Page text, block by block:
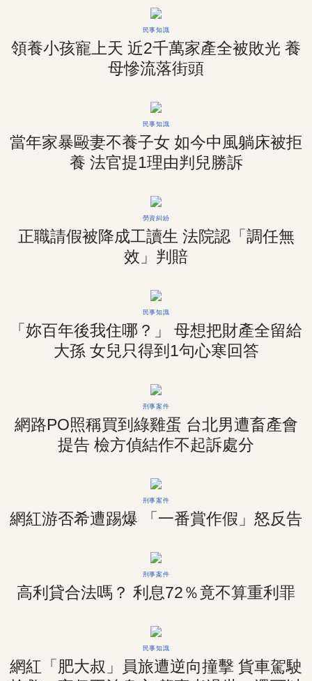
民事知識
領養小孩寵上天 近2千萬家產全被敗光 養
母慘流落街頭
民事知識
當年家暴毆妻不養子女 如今中風躺床被拒
養 法官提1理由判兒勝訴
勞資糾紛
正職請假被降成工讀生 法院認「調任無
效」判賠
民事知識
「妳百年後我住哪？」 母想把財產全留給
大孫 女兒只得到1句心寒回答
刑事案件
網路PO照稱買到綠雞蛋 台北男遭畜產會
提告 檢方偵結作不起訴處分
刑事案件
網紅游否希遭踢爆 「一番賞作假」怒反告
刑事案件
高利貸合法嗎？ 利息72％竟不算重利罪
民事知識
網紅「肥大叔」員旅遭逆向撞擊 貨車駕駛